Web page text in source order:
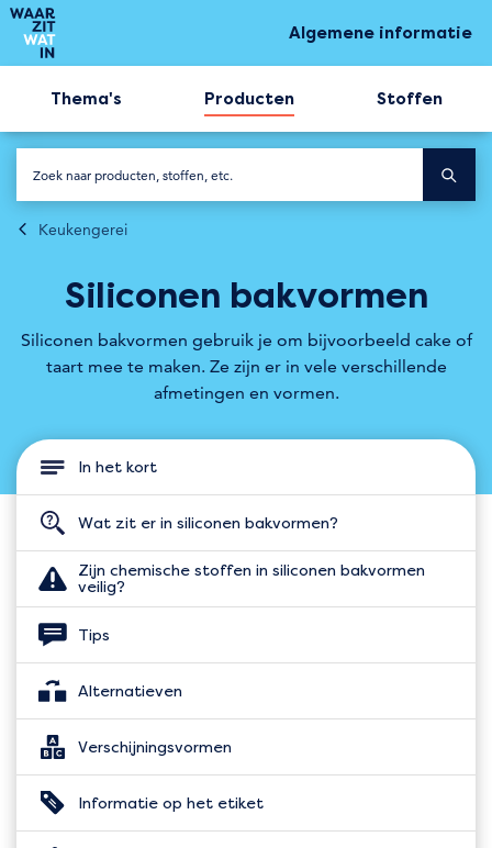
Algemene informatie
Thema's Producten Stoffen
Keukengerei
Siliconen bakvormen
Siliconen bakvormen gebruik je om bijvoorbeeld cake of
taart mee te maken. Ze zijn er in vele verschillende
afmetingen en vormen.
In het kort
Wat zit er in siliconen bakvormen?
Zijn chemische stoffen in siliconen bakvormen
veilig?
Tips
Alternatieven
Verschijningsvormen
Informatie op het etiket